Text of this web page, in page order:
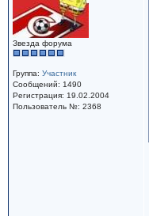
Звезда форума
Группа: Участник
Сообщений: 1490
Регистрация: 19.02.2004
Пользователь №: 2368